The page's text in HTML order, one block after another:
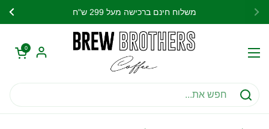
משלוח חינם ברכישה מעל 299 ש"ח הבא
פתח תפריט
פתח עגלת קניות
0